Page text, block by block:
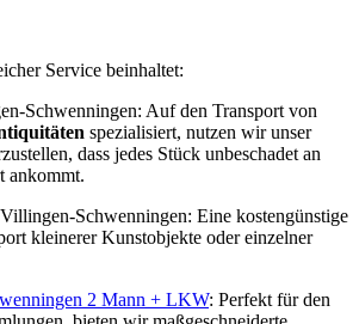
Service beinhaltet:
Schwenningen: Auf den Transport von
spezialisiert, nutzen wir unser
dass jedes Stück unbeschadet an
ankommt.
Schwenningen: Eine kostengünstige
kleinerer Kunstobjekte oder einzelner
2 Mann + LKW: Perfekt für den